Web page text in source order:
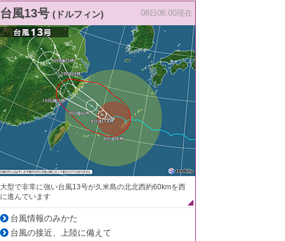
台風13号 (ドルフィン) 08日06:00現在
大型で非常に強い台風13号が久米島の北北西約60kmを西
に進んでいます
台風情報のみかた
台風の接近、上陸に備えて